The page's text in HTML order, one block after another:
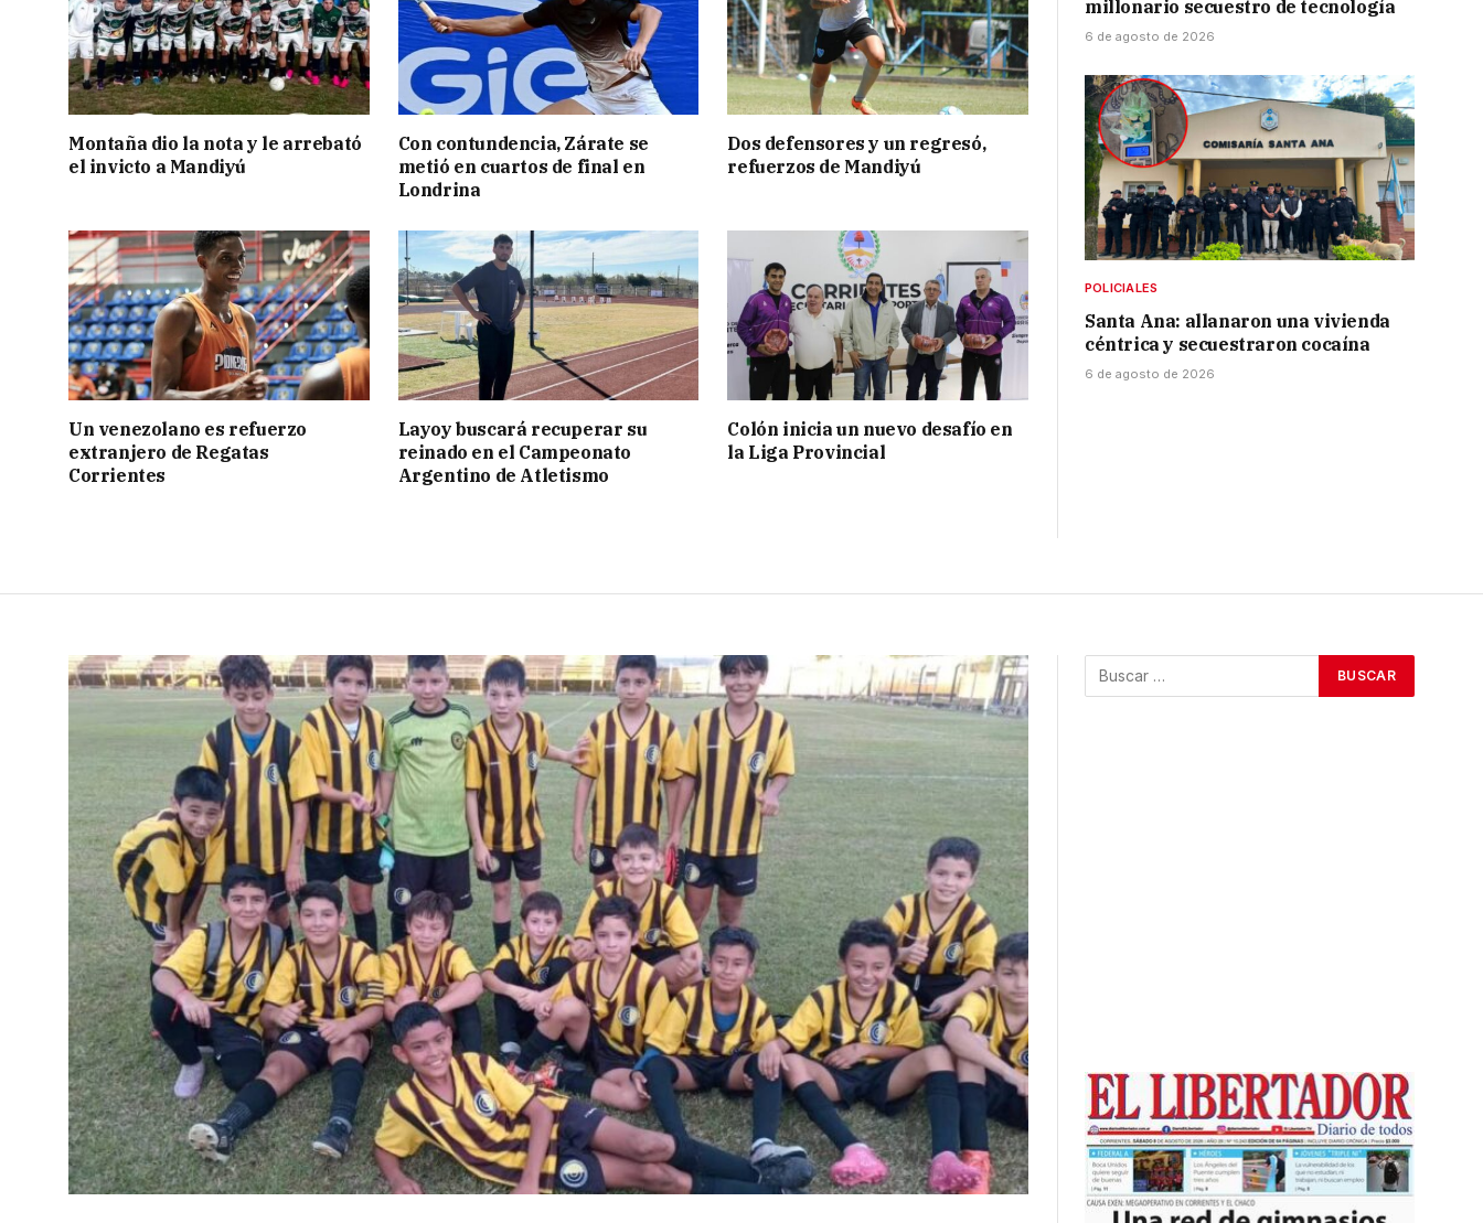
Montaña dio la nota y le arrebató
el invicto a Mandiyú
Con contundencia, Zárate se
metió en cuartos de final en
Londrina
Dos defensores y un regresó,
refuerzos de Mandiyú
Un venezolano es refuerzo
extranjero de Regatas
Corrientes
Layoy buscará recuperar su
reinado en el Campeonato
Argentino de Atletismo
Colón inicia un nuevo desafío en
la Liga Provincial
millonario secuestro de tecnología
6 de agosto de 2026
POLICIALES
Santa Ana: allanaron una vivienda
céntrica y secuestraron cocaína
6 de agosto de 2026